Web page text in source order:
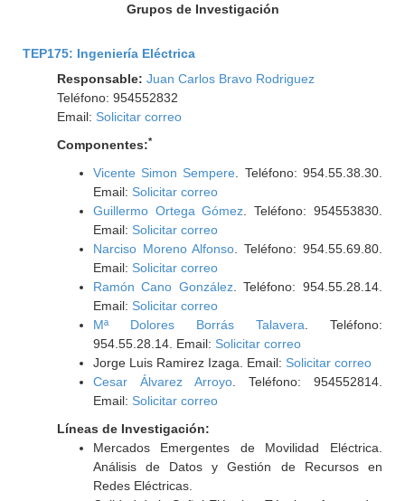
Grupos de Investigación
TEP175: Ingeniería Eléctrica
Responsable: Juan Carlos Bravo Rodriguez
Teléfono: 954552832
Email: Solicitar correo
Componentes:*
Vicente Simon Sempere . Teléfono: 954.55.38.30.
Email: Solicitar correo
Guillermo Ortega Gómez . Teléfono: 954553830.
Email: Solicitar correo
Narciso Moreno Alfonso . Teléfono: 954.55.69.80.
Email: Solicitar correo
Ramón Cano González. Teléfono: 954.55.28.14.
Email: Solicitar correo
Mª Dolores Borrás Talavera . Teléfono:
954.55.28.14. Email: Solicitar correo
Jorge Luis Ramirez Izaga. Email: Solicitar correo
Cesar Álvarez Arroyo. Teléfono: 954552814.
Email: Solicitar correo
Líneas de Investigación:
Mercados Emergentes de Movilidad Eléctrica.
Análisis de Datos y Gestión de Recursos en
Redes Eléctricas.